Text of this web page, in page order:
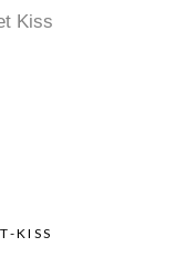
Kiss
KISS